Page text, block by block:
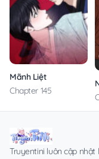
Mãnh Liệt
Chapter 145
Truyentini luôn cập